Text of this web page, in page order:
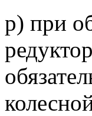
р) при